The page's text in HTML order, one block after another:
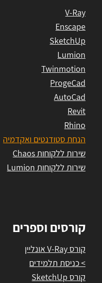
V-Ray
Enscape
SketchUp
Lumion
Twinmotion
ProgeCad
AutoCad
Revit
Rhino
הנחת סטודנטים ואקדמיה
שירות ללקוחות Chaos
שירות ללקוחות Lumion
קורסים וספרים
קורס V-Ray אונליין
> כניסת תלמידים
קורס SketchUp